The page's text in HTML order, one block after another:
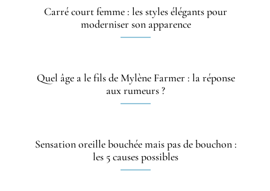
Carré court femme : les styles élégants pour
moderniser son apparence
Quel âge a le fils de Mylène Farmer : la réponse
aux rumeurs ?
Sensation oreille bouchée mais pas de bouchon :
les 5 causes possibles